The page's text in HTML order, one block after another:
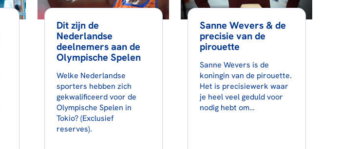
Dit zijn de
Nederlandse
deelnemers aan de
Olympische Spelen
Welke Nederlandse
sporters hebben zich
gekwalificeerd voor de
Olympische Spelen in
Tokio? (Exclusief
reserves).
Sanne Wevers & de
precisie van de
pirouette
Sanne Wevers is de
koningin van de pirouette.
Het is precisiewerk waar
je heel veel geduld voor
nodig hebt om…